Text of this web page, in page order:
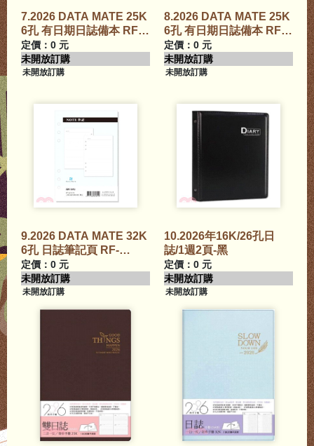
7.2026 DATA MATE 25K
6孔 有日期日誌備本 RF-
2802B
定價：0 元
未開放訂購
未開放訂購
8.2026 DATA MATE 25K
6孔 有日期日誌備本 RF-
2805E
定價：0 元
未開放訂購
未開放訂購
9.2026 DATA MATE 32K
6孔 日誌筆記頁 RF-
3216N
定價：0 元
未開放訂購
未開放訂購
10.2026年16K/26孔日
誌/1週2頁-黑
定價：0 元
未開放訂購
未開放訂購